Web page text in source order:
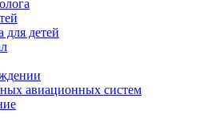
для детей
авиационных систем